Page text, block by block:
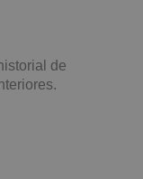
de